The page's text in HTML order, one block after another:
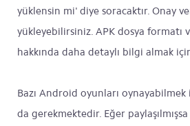
yüklensin mi' diye soracaktır. Onay
yükleyebilirsiniz. APK dosya formatı
hakkında daha detaylı bilgi almak
Bazı Android oyunları oynayabilmek
da gerekmektedir. Eğer paylaşılmışsa